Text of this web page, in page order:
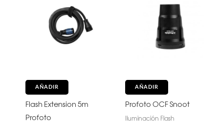
AÑADIR
Flash Extension 5m
Profoto
AÑADIR
Profoto OCF Snoot
Iluminación Flash